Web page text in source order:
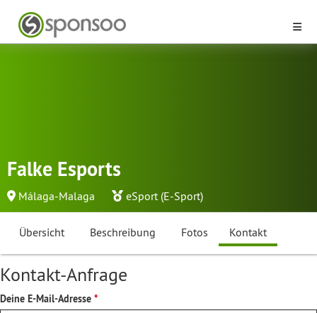
Falke Esports
Málaga-Malaga eSport (E-Sport)
Übersicht Beschreibung Fotos Kontakt
Kontakt-Anfrage
Deine E-Mail-Adresse